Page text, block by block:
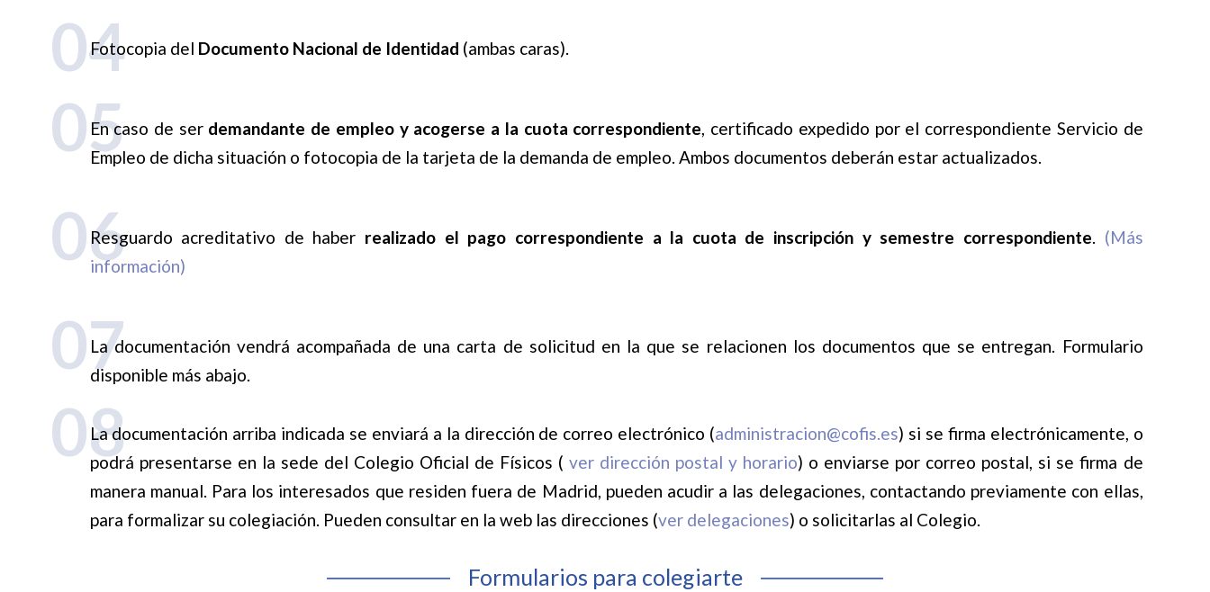
Fotocopia del Documento Nacional de Identidad (ambas caras).
04
En caso de ser demandante de empleo y acogerse a la cuota correspondiente , certificado expedido por el correspondiente Servicio de
Empleo de dicha situación o fotocopia de la tarjeta de la demanda de empleo. Ambos documentos deberán estar actualizados.
05
Resguardo acreditativo de haber realizado el pago correspondiente a la cuota de inscripción y semestre correspondiente
(Más
información)
06
La documentación vendrá acompañada de una carta de solicitud en la que se relacionen los documentos que se entregan. Formulario
disponible más abajo.
07
La documentación arriba indicada se enviará a la dirección de correo electrónico (administracion@cofis.es) si se firma electrónicamente, o
podrá presentarse en la sede del Colegio Oficial de Físicos ( ver dirección postal y horario) o enviarse por correo postal, si se firma de
manera manual . Para los interesados que residen fuera de Madrid, pueden acudir a las delegaciones, contactando previamente con ellas,
para formalizar su colegiación. Pueden consultar en la web las direcciones (ver delegaciones) o solicitarlas al Colegio.
08
Formularios para colegiarte